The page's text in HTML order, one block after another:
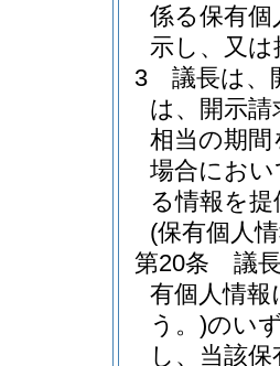
係る保有
示し、又
3
議長は、
は、開示
相当の期
場合にお
る情報を
(保有個人
第20条
議
有個人情報
う。)のい
し、当該